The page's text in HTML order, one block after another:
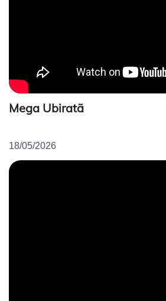
Mega Ubiratã
18/05/2026